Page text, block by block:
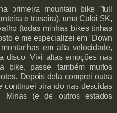
primeira mountain bike "full
e traseira), uma Caloi SK,
(todas minhas bikes tinhas
e me especializei em "Down
em alta velocidade,
disco. Vivi altas emoções nas
bike, passei também muitos
Depois dela comprei outra
continuei pirando nas descidas
Minas (e de outros estados